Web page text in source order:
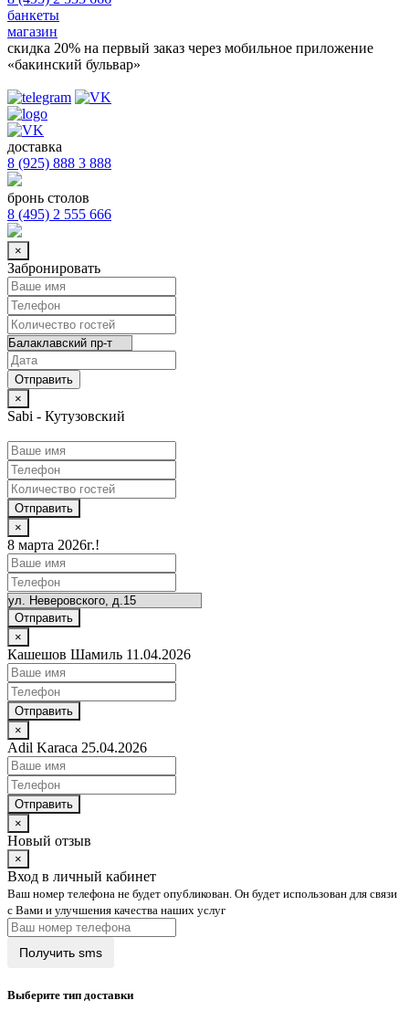
банкеты
магазин
скидка 20% на первый заказ через мобильное приложение
«бакинский бульвар»
доставка
8 (925) 888 3 888
бронь столов
8 (495) 2 555 666
×
Забронировать
×
Sabi - Кутузовский
Отправить
×
8 марта 2026г.!
Отправить
×
Кашешов Шамиль 11.04.2026
Отправить
×
Adil Karaca 25.04.2026
Отправить
×
Новый отзыв
×
Вход в личный кабинет
Ваш номер телефона не будет опубликован. Он будет использован для связи
с Вами и улучшения качества наших услуг
Выберите тип доставки